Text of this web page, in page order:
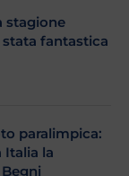
stagione
fantastica
paralimpica:
Italia la